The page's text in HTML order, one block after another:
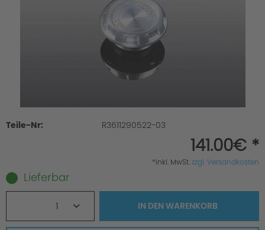
Teile-Nr: R3611290522-03
141.00€ *
*inkl. MwSt.zzgl. Versandkosten
Lieferbar
1 IN DENWARENKORB